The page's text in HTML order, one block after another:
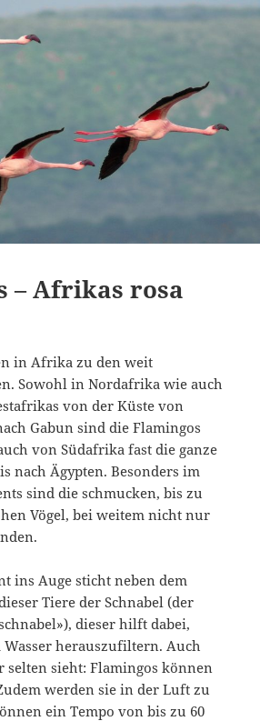
– Afrikas rosa
in Afrika zu den weit
Sowohl in Nordafrika wie auch
von der Küste von
Gabun sind die Flamingos
von Südafrika fast die ganze
nach Ägypten. Besonders im
sind die schmucken, bis zu
Vögel, bei weitem nicht nur
ins Auge sticht neben dem
Tiere der Schnabel (der
dieser hilft dabei,
Wasser herauszufiltern. Auch
selten sieht: Flamingos können
werden sie in der Luft zu
ein Tempo von bis zu 60